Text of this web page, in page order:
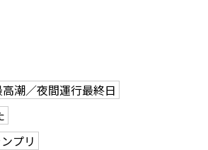
潮／夜間運行最終日
プリ